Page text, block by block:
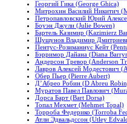
Георгий Гика (George Ghica)
Митрохин Василий Никитич
Петропавловский Юрий
Боуэн Джули (Julie Bowen)
Бартель Казимир (Kazimierz
Шушунов Владимир
Пентус-Розиманнус Кейт
Бэрримор Дайана (Diana
Андерсон Тревор (Anderson
Лавров Алексей Модестович
Обер Пьер (Pierre Aubert)
Д’Абрео Робин (D Abreu
Муратов Павел Павлович
Дорса Барт (Bart Dorsa)
Топал Мехмет (Mehmet Topal)
Торроба Федерико (Torroba
Атли Эдвальдссон (Utley